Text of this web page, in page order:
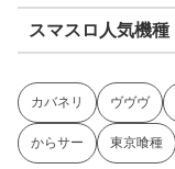
スマスロ人気機種
カバネリ ヴヴヴ
からサー 東京喰種